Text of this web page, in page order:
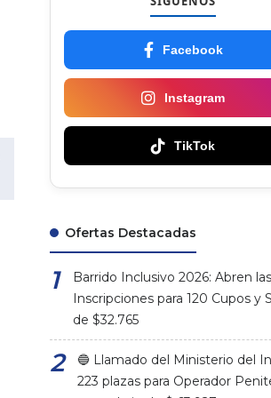
Facebook
Instagram
TikTok
Ofertas Destacadas
Barrido Inclusivo 2026: Abren las
Inscripciones para 120 Cupos y
de $32.765
🔵 Llamado del Ministerio del
223 plazas para Operador